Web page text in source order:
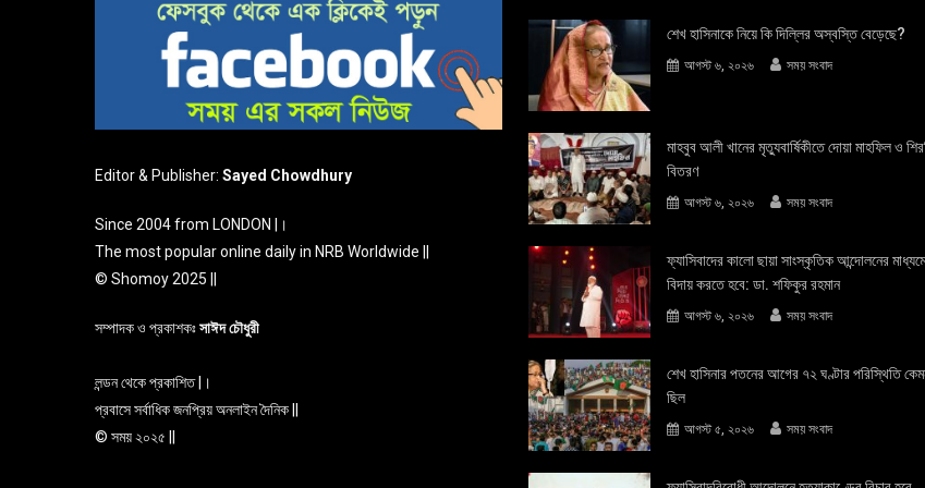
Editor & Publisher:Sayed Chowdhury
Since 2004 from LONDON |।
The most popular online daily in NRB Worldwide ||
© Shomoy 2025 ||
সম্পাদক ও প্রকাশকঃসাঈদ চৌধুরী
লন্ডন থেকে প্রকাশিত |।
প্রবাসে সর্বাধিক জনপ্রিয় অনলাইন দৈনিক ||
© সময় ২০২৫ ||
শেখ হাসিনাকে নিয়ে কি দিল্লির অস্বস্তি বেড়েছে?
আগস্ট ৬, ২০২৬ সময় সংবাদ
মাহবুব আলী খানের মৃত্যুবার্ষিকীতে দোয়া মাহফিল ও
বিতরণ
আগস্ট ৬, ২০২৬ সময় সংবাদ
ফ্যাসিবাদের কালো ছায়া সাংস্কৃতিক আন্দােলনের
বিদায় করতে হবে: ডা. শফিকুর রহমান
আগস্ট ৬, ২০২৬ সময় সংবাদ
শেখ হাসিনার পতনের আগের ৭২ ঘণ্টার পরিস্থিতি
ছিল
আগস্ট ৫, ২০২৬ সময় সংবাদ